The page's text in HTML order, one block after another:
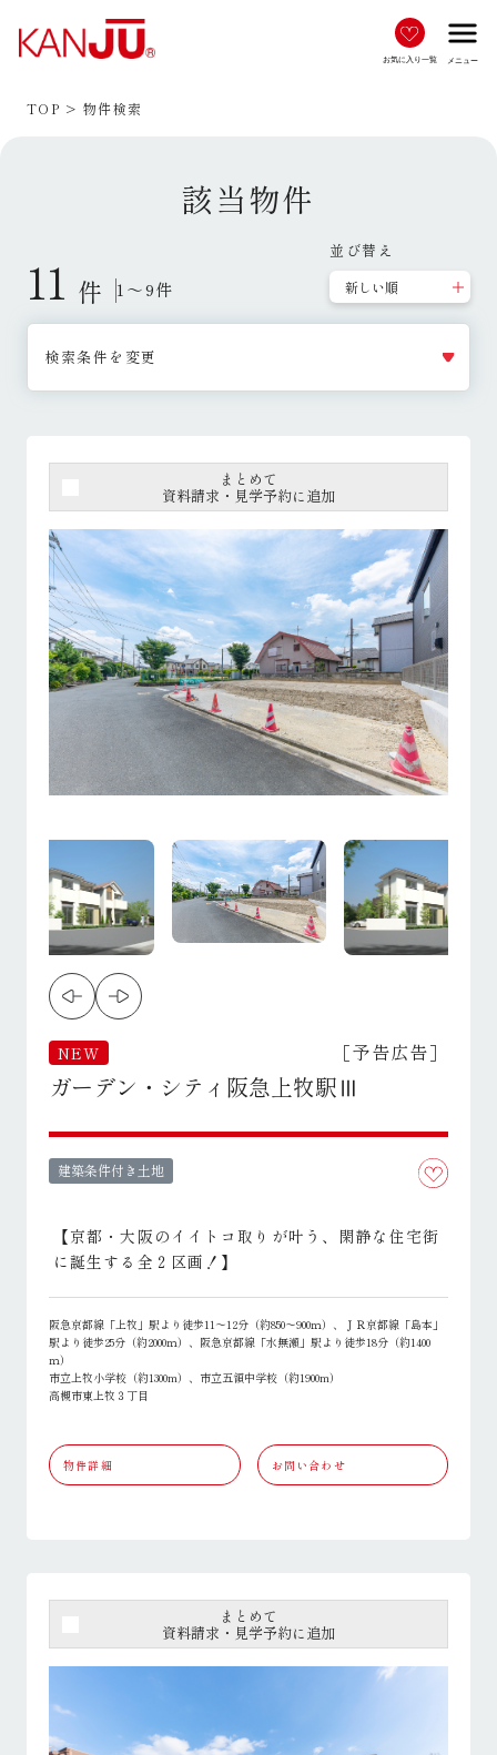
お気に入り一覧
menu
メニュー
TOP 物件検索
該当物件
11 件 1～9件
並び替え
検索条件を変更
まとめて
資料請求・見学予約に追加
NEW ［予告広告］
ガーデン・シティ阪急上牧駅Ⅲ
建築条件付き土地
【京都・大阪のイイトコ取りが叶う、閑静な住宅街
に誕生する全２区画！】
阪急京都線「上牧」駅より徒歩11～12分（約850～900ｍ）、ＪＲ京都線「島本」
駅より徒歩25分（約2000ｍ）、阪急京都線「水無瀬」駅より徒歩18分（約1400
ｍ）
市立上牧小学校（約1300m）、市立五領中学校（約1900m）
高槻市東上牧３丁目
物件詳細 お問い合わせ
まとめて
資料請求・見学予約に追加